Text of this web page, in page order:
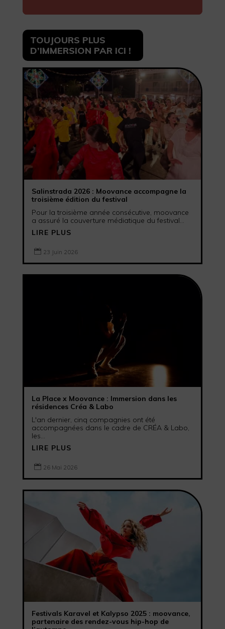
TOUJOURS PLUS
D’IMMERSION PAR ICI !
Salinstrada 2026 : Moovance accompagne la
troisième édition du festival
Pour la troisième année consécutive, moovance
a assuré la couverture médiatique du festival...
LIRE PLUS
 23 Juin 2026
La Place x Moovance : Immersion dans les
résidences Créa & Labo
L'an dernier, cinq compagnies ont été
accompagnées dans le cadre de CRÉA & Labo,
les...
LIRE PLUS
 26 Mai 2026
Festivals Karavel et Kalypso 2025 : moovance,
partenaire des rendez-vous hip-hop de